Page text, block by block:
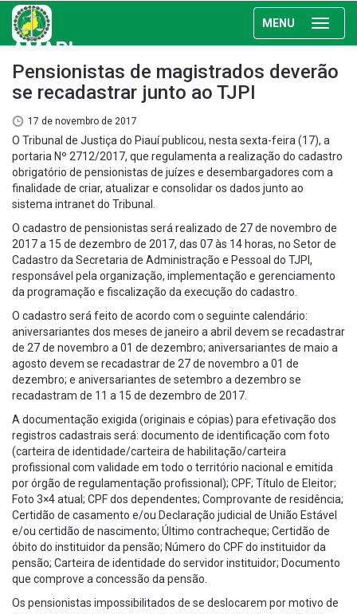
MENU
AMAPI
Pensionistas de magistrados deverão
se recadastrar junto ao TJPI
17 de novembro de 2017
O Tribunal de Justiça do Piauí publicou, nesta sexta-feira (17), a
portaria Nº 2712/2017, que regulamenta a realização do cadastro
obrigatório de pensionistas de juízes e desembargadores com a
finalidade de criar, atualizar e consolidar os dados junto ao
sistema intranet do Tribunal.
O cadastro de pensionistas será realizado de 27 de novembro de
2017 a 15 de dezembro de 2017, das 07 às 14 horas, no Setor de
Cadastro da Secretaria de Administração e Pessoal do TJPI,
responsável pela organização, implementação e gerenciamento
da programação e fiscalização da execução do cadastro.
O cadastro será feito de acordo com o seguinte calendário:
aniversariantes dos meses de janeiro a abril devem se recadastrar
de 27 de novembro a 01 de dezembro; aniversariantes de maio a
agosto devem se recadastrar de 27 de novembro a 01 de
dezembro; e aniversariantes de setembro a dezembro se
recadastram de 11 a 15 de dezembro de 2017.
A documentação exigida (originais e cópias) para efetivação dos
registros cadastrais será: documento de identificação com foto
(carteira de identidade/carteira de habilitação/carteira
profissional com validade em todo o território nacional e emitida
por órgão de regulamentação profissional); CPF; Título de Eleitor;
Foto 3×4 atual; CPF dos dependentes; Comprovante de residência;
Certidão de casamento e/ou Declaração judicial de União Estável
e/ou certidão de nascimento; Último contracheque; Certidão de
óbito do instituidor da pensão; Número do CPF do instituidor da
pensão; Carteira de identidade do servidor instituidor; Documento
que comprove a concessão da pensão.
Os pensionistas impossibilitados de se deslocarem por motivo de